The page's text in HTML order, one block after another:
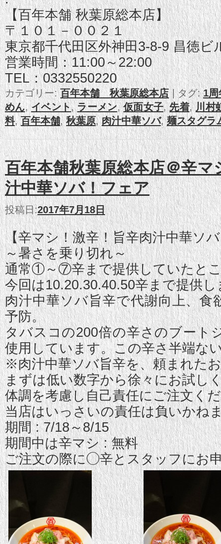
【百年本舗 秋葉原総本店】
〒１０１－００２１
東京都千代田区外神田3-8-9 昌徳ビ
営業時間：11:00～22:00
TEL：0332550220
カテゴリー: 百年本舗 秋葉原総本店 |タグ: 1周
めん,イベント,ラーメン,仮面女子,先着,川村
料,百年本舗,秋葉原,肉汁中華ソバ,麺スタグラ
百年本舗秋葉原総本店＠辛マ
汁中華ソバ！フェア
投稿日:2017年7月18日
【辛マシ！激辛！旨辛肉汁中華ソ
～暑さを乗り切れ～
通常①～⑦辛まで提供していたと
今回は10.20.30.40.50辛まで提供し
肉汁中華ソバ旨辛で代謝向上、食
予防。
タバスコの200倍の辛さのブート
使用しています。この辛さ半端な
※肉汁中華ソバ旨辛を、頼まれた
まずは低い数字から徐々にお試し
体調を考慮し自己責任にご注文く
当店はいっさいの責任は負いかね
期間 : 7/18～8/15
期間中は辛マシ : 無料
ご注文の際に◯辛とスタッフにお